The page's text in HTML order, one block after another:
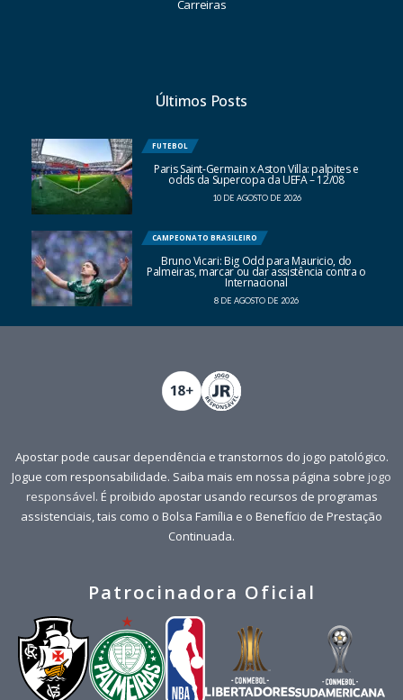
Carreiras
Últimos Posts
FUTEBOL
Paris Saint-Germain x Aston Villa: palpites e
odds da Supercopa da UEFA – 12/08
10 DE AGOSTO DE 2026
CAMPEONATO BRASILEIRO
Bruno Vicari: Big Odd para Mauricio, do
Palmeiras, marcar ou dar assistência contra o
Internacional
8 DE AGOSTO DE 2026
Apostar pode causar dependência e transtornos do jogo patológico.
Jogue com responsabilidade. Saiba mais em nossa página sobre jogo
responsável. É proibido apostar usando recursos de programas
assistenciais, tais como o Bolsa Família e o Benefício de Prestação
Continuada.
Patrocinadora Oficial